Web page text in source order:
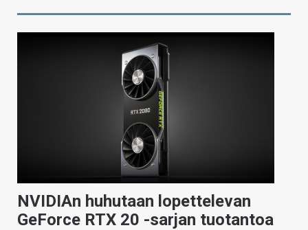
NVIDIAn huhutaan lopettelevan
GeForce RTX 20 -sarjan tuotantoa